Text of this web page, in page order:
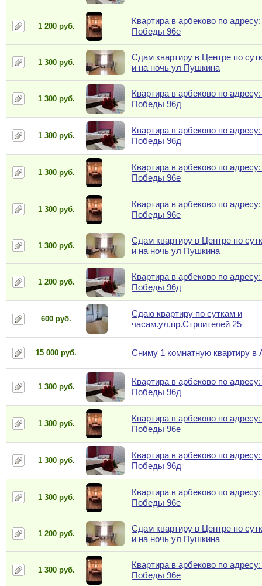
1 200 руб.
Квартира в арбеково по
Победы 96е
1 300 руб.
Сдам квартиру в Центре по
и на ночь ул Пушкина
1 300 руб.
Квартира в арбеково по
Победы 96д
1 300 руб.
Квартира в арбеково по
Победы 96д
1 300 руб.
Квартира в арбеково по
Победы 96е
1 300 руб.
Квартира в арбеково по
Победы 96е
1 300 руб.
Сдам квартиру в Центре по
и на ночь ул Пушкина
1 200 руб.
Квартира в арбеково по
Победы 96д
600 руб.
Сдаю квартиру по суткам и
часам.ул.пр.Строителей 25
15 000 руб. Сниму 1 комнатную квартиру в
1 300 руб.
Квартира в арбеково по
Победы 96д
1 300 руб.
Квартира в арбеково по
Победы 96е
1 300 руб.
Квартира в арбеково по
Победы 96д
1 300 руб.
Квартира в арбеково по
Победы 96е
1 200 руб.
Сдам квартиру в Центре по
и на ночь ул Пушкина
1 300 руб.
Квартира в арбеково по
Победы 96е